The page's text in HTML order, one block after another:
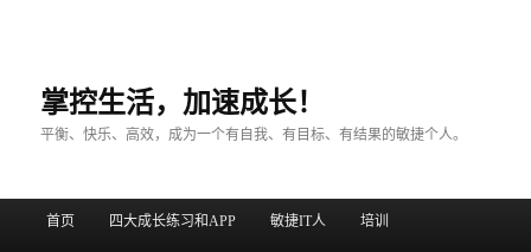
掌控生活，加速成长！
平衡、快乐、高效，成为一个有自我、有目标、有结果的敏捷个人。
跳至主内容区域
跳至副内容区域
首页 四大成长练习和APP 敏捷IT人 培训